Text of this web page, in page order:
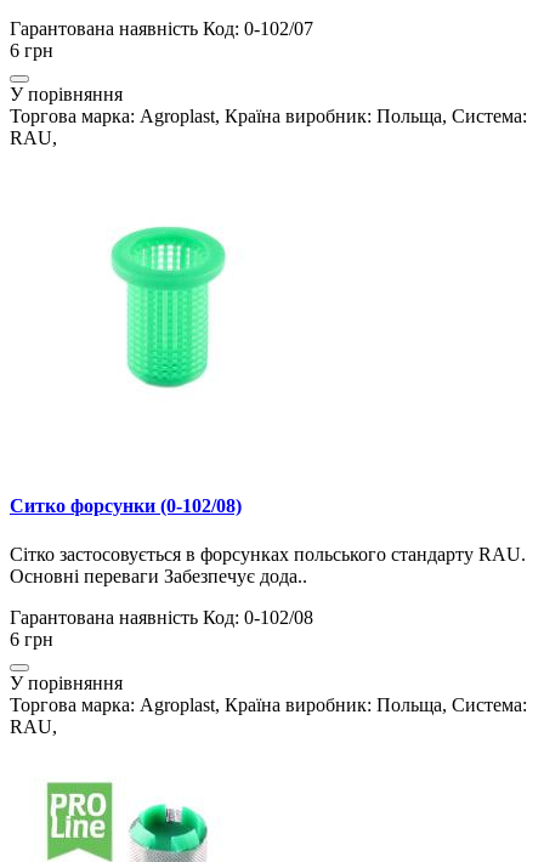
Гарантована наявність Код: 0-102/07
6 грн
У порівняння
Торгова марка: Agroplast, Країна виробник: Польща, Система:
RAU,
Ситко форсунки (0-102/08)
Сітко застосовується в форсунках польського стандарту RAU.
Основні переваги Забезпечує дода..
Гарантована наявність Код: 0-102/08
6 грн
У порівняння
Торгова марка: Agroplast, Країна виробник: Польща, Система:
RAU,